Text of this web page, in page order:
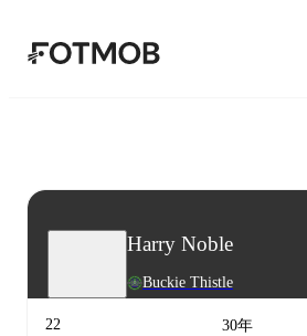
跳转到主要内容
Harry Noble
Buckie Thistle
22 30年